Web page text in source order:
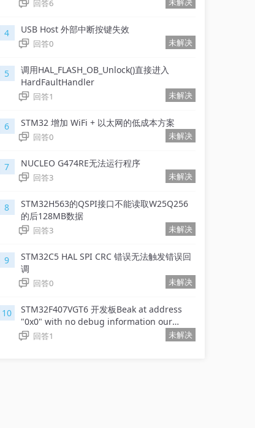
回答6
4 USB Host 外部中断按键失效
回答0 未解决
5
调用HAL_FLASH_OB_Unlock()直接进入
HardFaultHandler
回答1 未解决
6 STM32 增加 WiFi + 以太网的低成本方案
回答0 未解决
7 NUCLEO G474RE无法运行程序
回答3 未解决
8
STM32H563的QSPI接口不能读取W25Q256
的后128MB数据
回答3 未解决
9
STM32C5 HAL SPI CRC 错误无法触发错误回
调
回答0 未解决
10
STM32F407VGT6 开发板Beak at address
"0x0" with no debug information our
outside
回答1 未解决